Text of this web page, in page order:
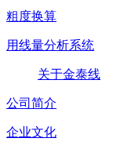
粗度换算
用线量分析系统
关于金泰线
公司简介
企业文化